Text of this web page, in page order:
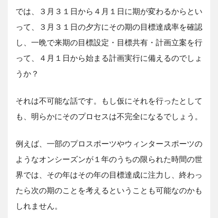
では、３月３１日から４月１日に期が変わるからとい
って、３月３１日の夕方にその期の目標達成率を確認
し、一晩で来期の目標設定・目標共有・計画立案を行
って、４月１日から始まる計画実行に備えるのでしょ
うか？
それは不可能な話です。もし仮にそれを行ったとして
も、明らかにそのプロセスは不完全になるでしょう。
例えば、一部のプロスポーツやウィンタースポーツの
ようなオンシーズンが１年のうちの限られた時間の世
界では、その年はその年の目標達成に注力し、終わっ
たら次の期のことを考えるということも可能なのかも
しれません。